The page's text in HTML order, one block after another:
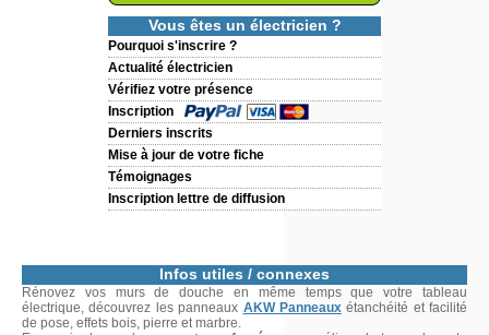
Vous êtes un électricien ?
Pourquoi s'inscrire ?
Actualité électricien
Vérifiez votre présence
Inscription
Derniers inscrits
Mise à jour de votre fiche
Témoignages
Inscription lettre de diffusion
Infos utiles / connexes
Rénovez vos murs de douche en même temps que votre tableau
électrique, découvrez les panneaux AKW Panneauxétanchéité et facilité
de pose, effets bois, pierre et marbre.